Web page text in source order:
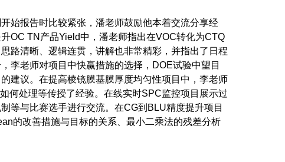
始报告时比较紧张，潘老师鼓励他本着交流分享经
OC TN 产品Yield中，潘老师指出在VOC转化为CTQ
路清晰、逻辑连贯，讲解也非常精彩，并指出了日程
李老师对项目中快赢措施的选择， DOE试验中望目
建议。在提高棱镜膜基膜厚度均匀性项目中，李老师
何处理等传授了经验。在线实时SPC监控项目展示过
等与比赛选手进行交流。在CG到 BLU精度提升项目
的改善措施与目标的关系、最小二乘法的残差分析